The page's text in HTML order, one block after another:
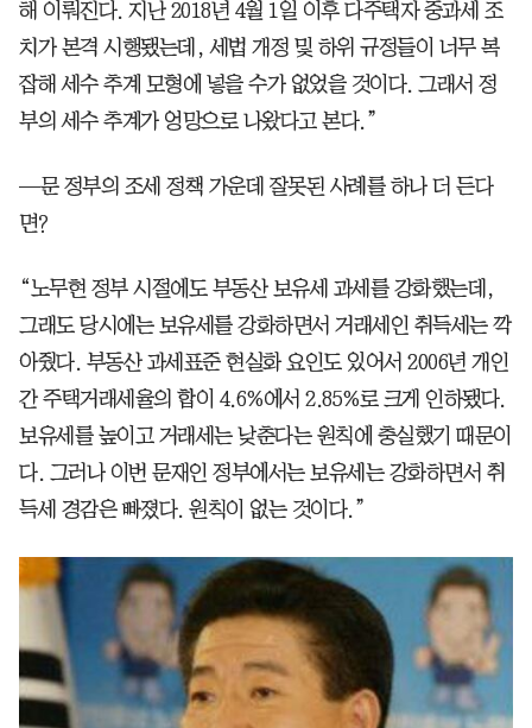
해 이뤄진다. 지난 2018년 4월 1일 이후 다주택자 중과세 조
치가 본격 시행됐는데, 세법 개정 및 하위 규정들이 너무 복
잡해 세수 추계 모형에 넣을 수가 없었을 것이다. 그래서 정
부의 세수 추계가 엉망으로 나왔다고 본다.”
—문 정부의 조세 정책 가운데 잘못된 사례를 하나 더 든다
면?
“노무현 정부 시절에도 부동산 보유세 과세를 강화했는데,
그래도 당시에는 보유세를 강화하면서 거래세인 취득세는 깍
아줬다. 부동산 과세표준 현실화 요인도 있어서 2006년 개인
간 주택거래세율의 합이 4.6%에서 2.85%로 크게 인하됐다.
보유세를 높이고 거래세는 낮춘다는 원칙에 충실했기 때문이
다. 그러나 이번 문재인 정부에서는 보유세는 강화하면서 취
득세 경감은 빠졌다. 원칙이 없는 것이다.”